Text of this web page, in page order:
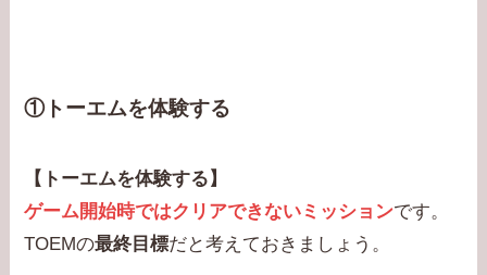
①トーエムを体験する
【トーエムを体験する】
ゲーム開始時ではクリアできないミッションです。
TOEMの最終目標だと考えておきましょう。